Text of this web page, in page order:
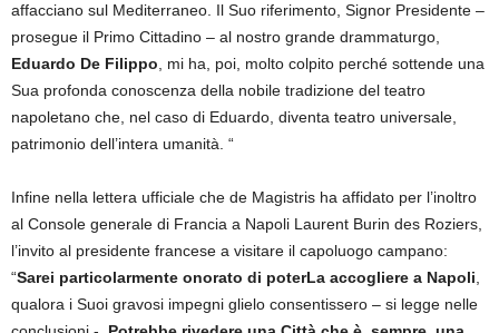
affacciano sul Mediterraneo. Il Suo riferimento, Signor Presidente –
prosegue il Primo Cittadino – al nostro grande drammaturgo,
Eduardo De Filippo , mi ha, poi, molto colpito perché sottende una
Sua profonda conoscenza della nobile tradizione del teatro
napoletano che, nel caso di Eduardo, diventa teatro universale,
patrimonio dell’intera umanità. “
Infine nella lettera ufficiale che de Magistris ha affidato per l’inoltro
al Console generale di Francia a Napoli Laurent Burin des Roziers,
l’invito al presidente francese a visitare il capoluogo campano:
“Sarei particolarmente onorato di poterLa accogliere a Napoli
qualora i Suoi gravosi impegni glielo consentissero – si legge nelle